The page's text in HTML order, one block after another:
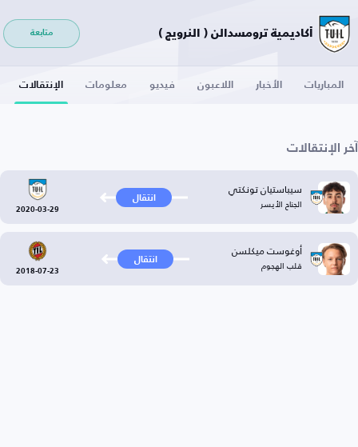
أكاديمية ترومسدالن ( النرويج ) متابعة
المباريات الأخبار اللاعبون فيديو معلومات الإنتقالات
آخر الإنتقالات
سيباستيان تونكتي
الجناح الأيسر انتقال
2020-03-29
أوغوست ميكلسن
قلب الهجوم انتقال
2018-07-23